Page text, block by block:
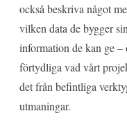
också beskriva något
vilken data de bygger
information de kan ge –
förtydliga vad vårt
det från befintliga
utmaningar.